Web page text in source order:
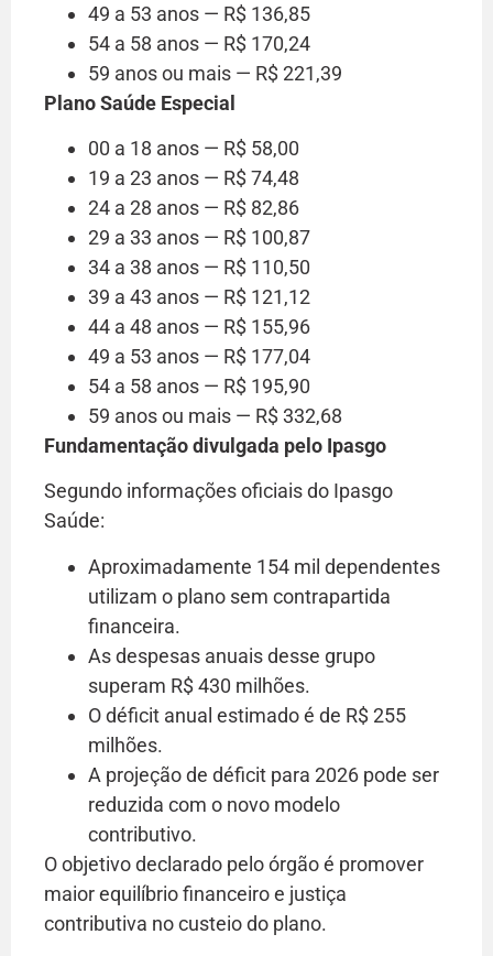
49 a 53 anos — R$ 136,85
54 a 58 anos — R$ 170,24
59 anos ou mais — R$ 221,39
Plano Saúde Especial
00 a 18 anos — R$ 58,00
19 a 23 anos — R$ 74,48
24 a 28 anos — R$ 82,86
29 a 33 anos — R$ 100,87
34 a 38 anos — R$ 110,50
39 a 43 anos — R$ 121,12
44 a 48 anos — R$ 155,96
49 a 53 anos — R$ 177,04
54 a 58 anos — R$ 195,90
59 anos ou mais — R$ 332,68
Fundamentação divulgada pelo Ipasgo
Segundo informações oficiais do Ipasgo
Saúde:
Aproximadamente 154 mil dependentes
utilizam o plano sem contrapartida
financeira.
As despesas anuais desse grupo
superam R$ 430 milhões.
O déficit anual estimado é de R$ 255
milhões.
A projeção de déficit para 2026 pode ser
reduzida com o novo modelo
contributivo.
O objetivo declarado pelo órgão é promover
maior equilíbrio financeiro e justiça
contributiva no custeio do plano.